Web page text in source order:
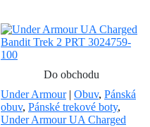
Do obchodu
Under Armour| Obuv, Pánská
obuv, Pánské trekové boty,
Under Armour UA Charged